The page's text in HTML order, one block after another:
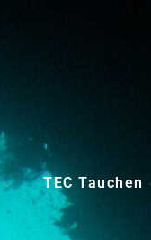
TEC Tauchen